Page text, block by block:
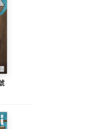
WOW！SCREEN 680